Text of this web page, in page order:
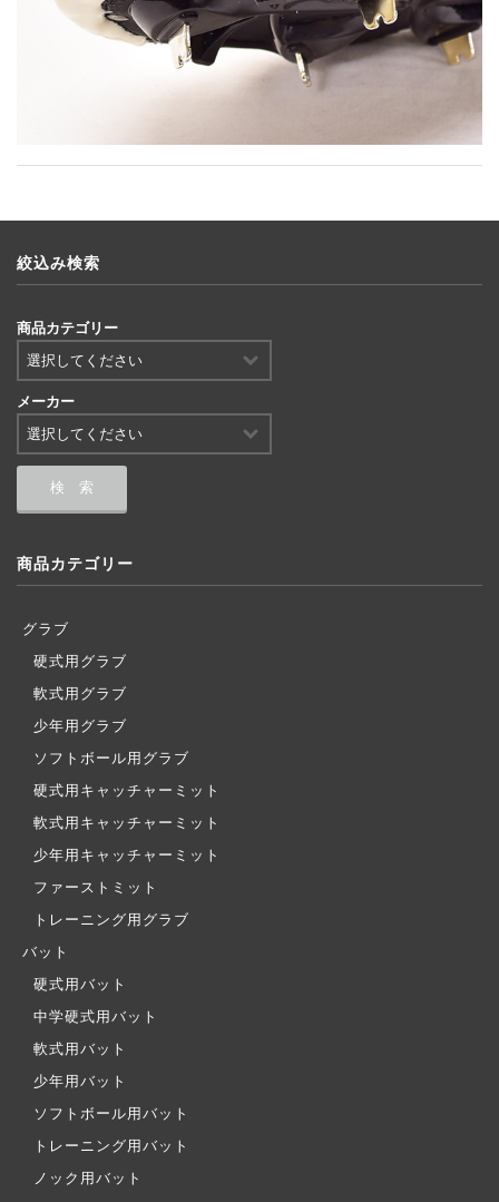
絞込み検索
商品カテゴリー
メーカー
商品カテゴリー
グラブ
硬式用グラブ
軟式用グラブ
少年用グラブ
ソフトボール用グラブ
硬式用キャッチャーミット
軟式用キャッチャーミット
少年用キャッチャーミット
ファーストミット
トレーニング用グラブ
バット
硬式用バット
中学硬式用バット
軟式用バット
少年用バット
ソフトボール用バット
トレーニング用バット
ノック用バット